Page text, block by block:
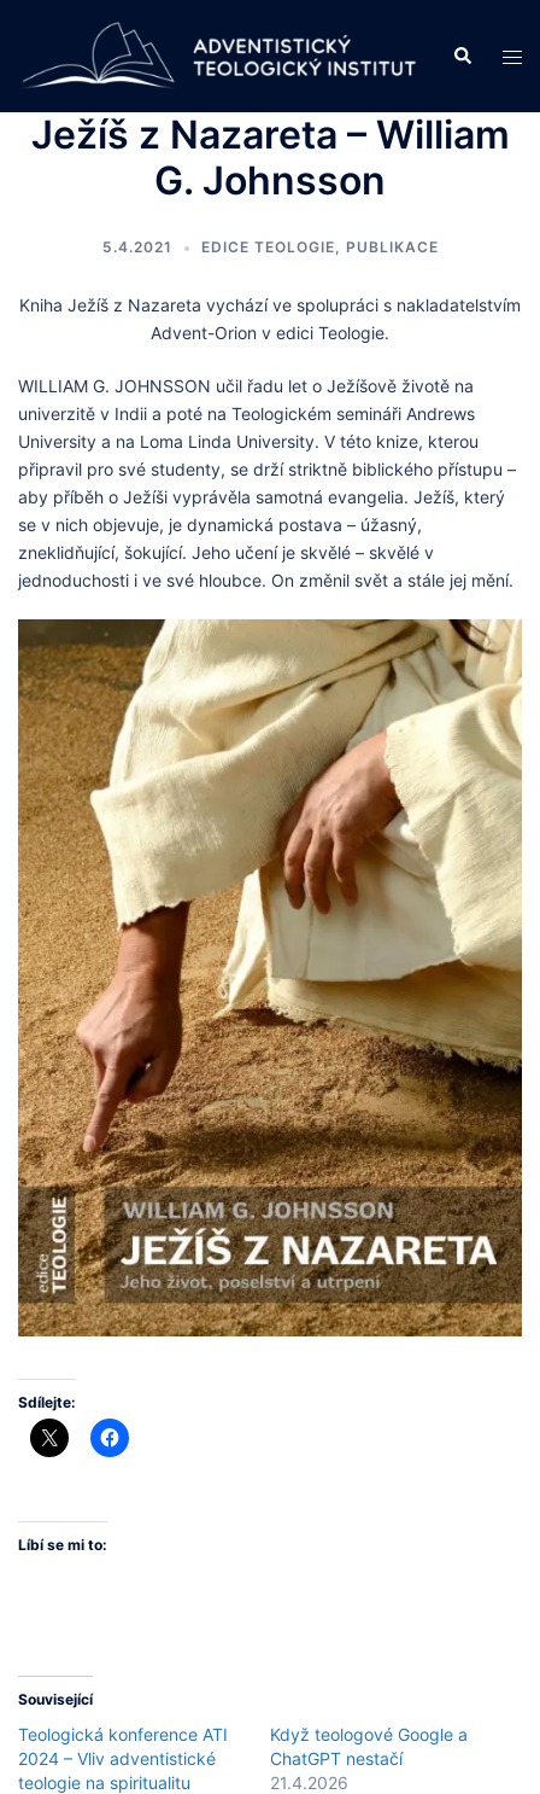
content
Search
Ježíš z Nazareta – William
G. Johnsson
5.4.2021 EDICE TEOLOGIE, PUBLIKACE
Kniha Ježíš z Nazareta vychází ve spolupráci s nakladatelstvím
Advent-Orion v edici Teologie.
WILLIAM G. JOHNSSON učil řadu let o Ježíšově životě na
univerzitě v Indii a poté na Teologickém semináři Andrews
University a na Loma Linda University. V této knize, kterou
připravil pro své studenty, se drží striktně biblického přístupu –
aby příběh o Ježíši vyprávěla samotná evangelia. Ježíš, který
se v nich objevuje, je dynamická postava – úžasný,
zneklidňující, šokující. Jeho učení je skvělé – skvělé v
jednoduchosti i ve své hloubce. On změnil svět a stále jej mění.
Sdílejte:
Líbí se mi to:
Související
Teologická konference ATI
2024 – Vliv adventistické
teologie na spiritualitu
Když teologové Google a
ChatGPT nestačí
21.4.2026